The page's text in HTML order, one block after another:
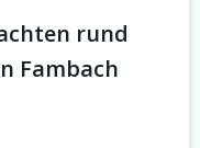
rund
Fambach